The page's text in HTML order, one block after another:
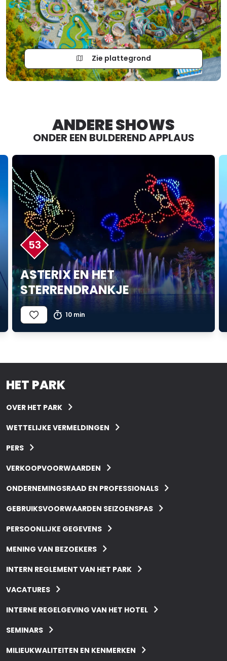
Zie plattegrond
ANDERE SHOWS
ONDER EEN BULDEREND APPLAUS
53
ASTERIX EN HET
STERRENDRANKJE
10 min
HET PARK
OVER HET PARK
WETTELIJKE VERMELDINGEN
PERS
VERKOOPVOORWAARDEN
ONDERNEMINGSRAAD EN PROFESSIONALS
GEBRUIKSVOORWAARDEN SEIZOENSPAS
PERSOONLIJKE GEGEVENS
MENING VAN BEZOEKERS
INTERN REGLEMENT VAN HET PARK
VACATURES
INTERNE REGELGEVING VAN HET HOTEL
SEMINARS
MILIEUKWALITEITEN EN KENMERKEN